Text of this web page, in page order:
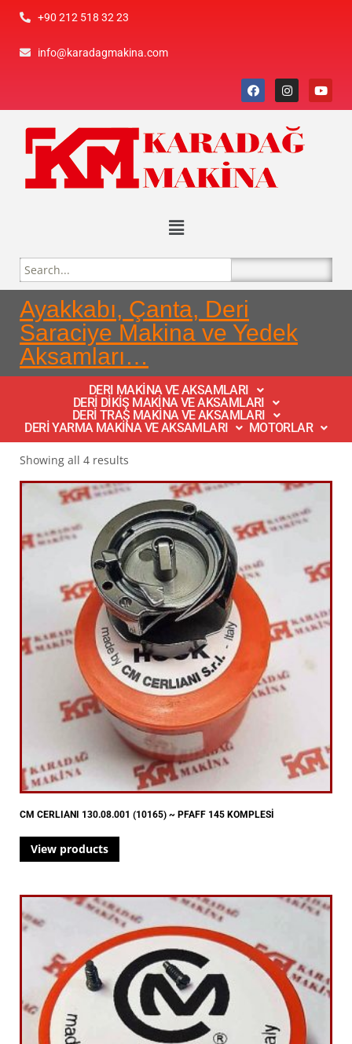
+90 212 518 32 23
info@karadagmakina.com
Ayakkabı, Çanta, Deri
Saraciye Makina ve Yedek
Aksamları…
DERI MAKİNA VE AKSAMLARI
DERİ DİKİŞ MAKİNA VE AKSAMLARI
DERİ TRAŞ MAKİNA VE AKSAMLARI
DERİ YARMA MAKİNA VE AKSAMLARI
MOTORLAR
Showing all 4 results
CM CERLIANI 130.08.001 (10165) ~ PFAFF 145 KOMPLESİ
View products